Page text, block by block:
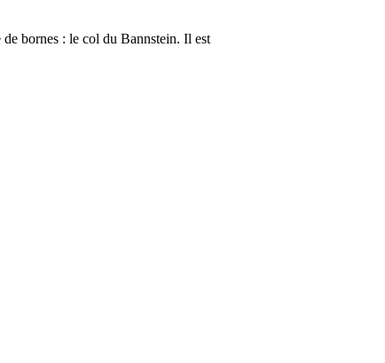
bornes : le col du Bannstein. Il est